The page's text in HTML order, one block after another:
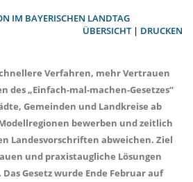
IM BAYERISCHEN LANDTAG
ÜBERSICHT| DRUCKEN
Verfahren, mehr Vertrauen
„Einfach-mal-machen-Gesetzes“
Gemeinden und Landkreise ab
bewerben und zeitlich
Landesvorschriften abweichen. Ziel
und praxistaugliche Lösungen
Gesetz wurde Ende Februar auf